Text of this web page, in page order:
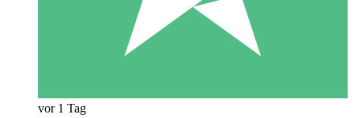
vor 1 Tag